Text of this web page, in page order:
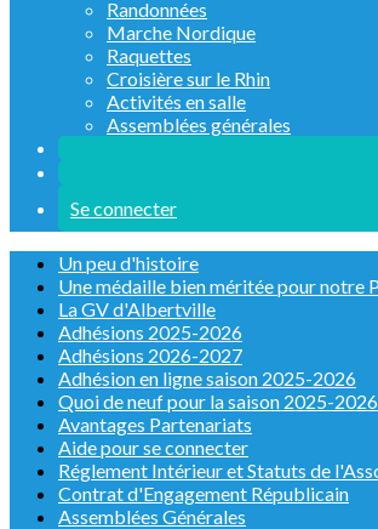
Randonnées
Marche Nordique
Raquettes
Croisière sur le Rhin
Activités en salle
Assemblées générales
Se connecter
Un peu d'histoire
Une médaille bien méritée pour notre
La GV d'Albertville
Adhésions 2025-2026
Adhésions 2026-2027
Adhésion en ligne saison 2025-2026
Quoi de neuf pour la saison 2025-2026
Avantages Partenariats
Aide pour se connecter
Réglement Intérieur et Statuts de
Contrat d'Engagement Républicain
Assemblées Générales